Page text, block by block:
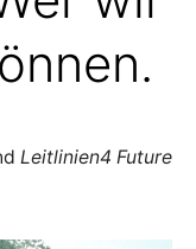
Leitlinien4 Future